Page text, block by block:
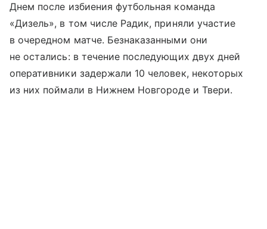
Днем после избиения футбольная команда
«Дизель», в том числе Радик, приняли участие
в очередном матче. Безнаказанными они
не остались: в течение последующих двух дней
оперативники задержали 10 человек, некоторых
из них поймали в Нижнем Новгороде и Твери.